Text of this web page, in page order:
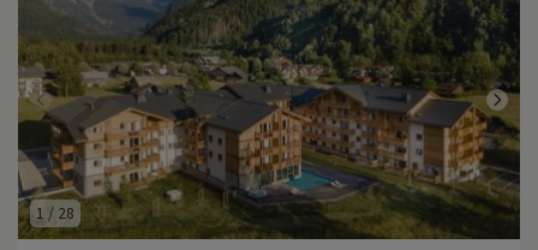
1 / 28